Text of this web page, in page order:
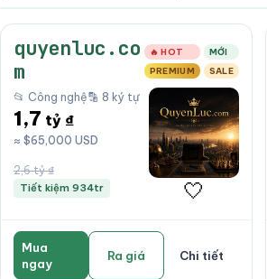
quyenluc.co
m
🔥 HOT
MỚI
PREMIUM
SALE
📂 Công nghệ🔡 8 ký tự
1,7 tỷ ₫
≈ $65,000 USD
2,6 tỷ ₫
Tiết kiệm 934tr 🤍
Mua
ngay
Ra giá Chi tiết